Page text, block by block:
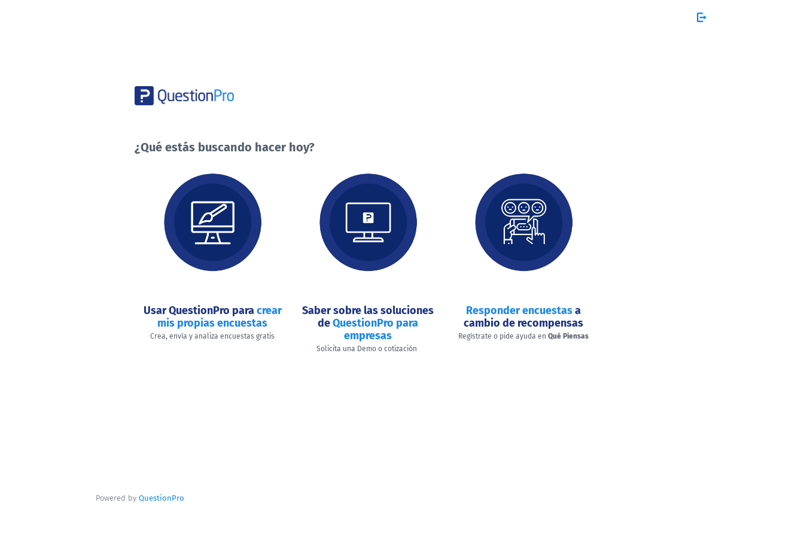
¿Qué estás buscando hacer hoy?
buscando
hacer
Usar QuestionPro paracrear
mis propias encuestas
Crea, envía y analiza encuestas gratis
Saber sobre las soluciones
deQuestionPro para
empresas
Solicita una Demo o cotización
Responder encuestasa
cambio de recompensas
Regístrate o pide ayuda en Qué Piensas
Powered by QuestionPro